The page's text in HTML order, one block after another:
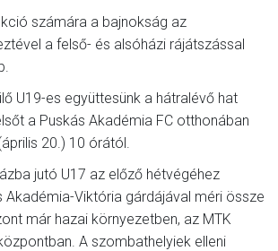
számára a bajnokság az
a felső- és alsóházi rájátszással
U19-es együttesünk a hátralévő hat
a Puskás Akadémia FC otthonában
20.) 10 órától.
jutó U17 az előző hétvégéhez
Akadémia-Viktória gárdájával méri össze
már hazai környezetben, az MTK
A szombathelyiek elleni